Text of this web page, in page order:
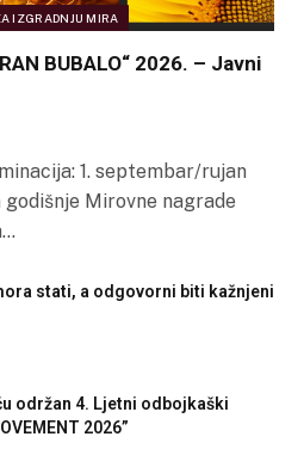
IZGRADNJU MIRA
BUBALO“ 2026. – Javni
1. septembar/rujan
Mirovne nagrade
stati, a odgovorni biti kažnjeni
održan 4. Ljetni odbojkaški
2026”